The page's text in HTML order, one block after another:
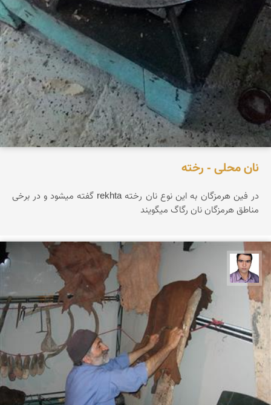
نان محلی - رخته
در فین هرمزگان به این نوع نان رخته rekhta گفته میشود و در برخی
مناطق هرمزگان نان رگاگ میگویند